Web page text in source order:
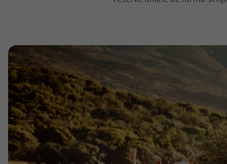
topatlantico@topatlantico.com